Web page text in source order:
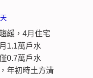
緩，4月住宅
1.1萬戶水
0.7萬戶水
年初時土方清